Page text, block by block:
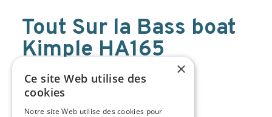
Tout Sur la Bass boat
Kimple HA165
×
Ce site Web utilise des
cookies
Notre site Web utilise des cookies pour